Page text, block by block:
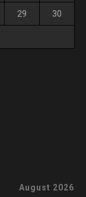
29 30
August 2026